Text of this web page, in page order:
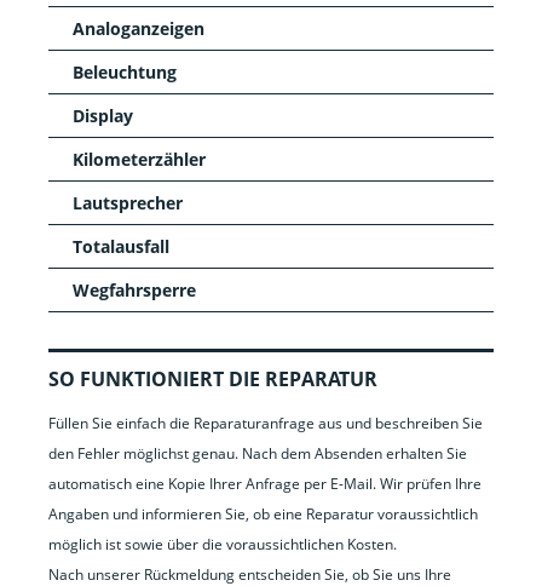
Analoganzeigen
Beleuchtung
Display
Kilometerzähler
Lautsprecher
Totalausfall
Wegfahrsperre
SO FUNKTIONIERT DIE REPARATUR
Füllen Sie einfach die Reparaturanfrage aus und beschreiben Sie
den Fehler möglichst genau. Nach dem Absenden erhalten Sie
automatisch eine Kopie Ihrer Anfrage per E-Mail. Wir prüfen Ihre
Angaben und informieren Sie, ob eine Reparatur voraussichtlich
möglich ist sowie über die voraussichtlichen Kosten.
Nach unserer Rückmeldung entscheiden Sie, ob Sie uns Ihre